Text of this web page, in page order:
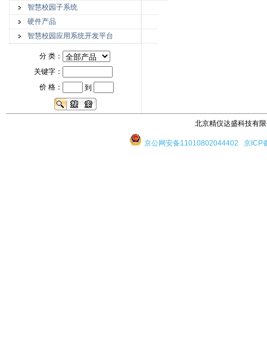
智慧校园子系统
硬件产品
智慧校园应用系统开发平台
分 类：
关键字：
价 格：
到
北京精仪达盛科技有
京公网安备11010802044402 京ICP